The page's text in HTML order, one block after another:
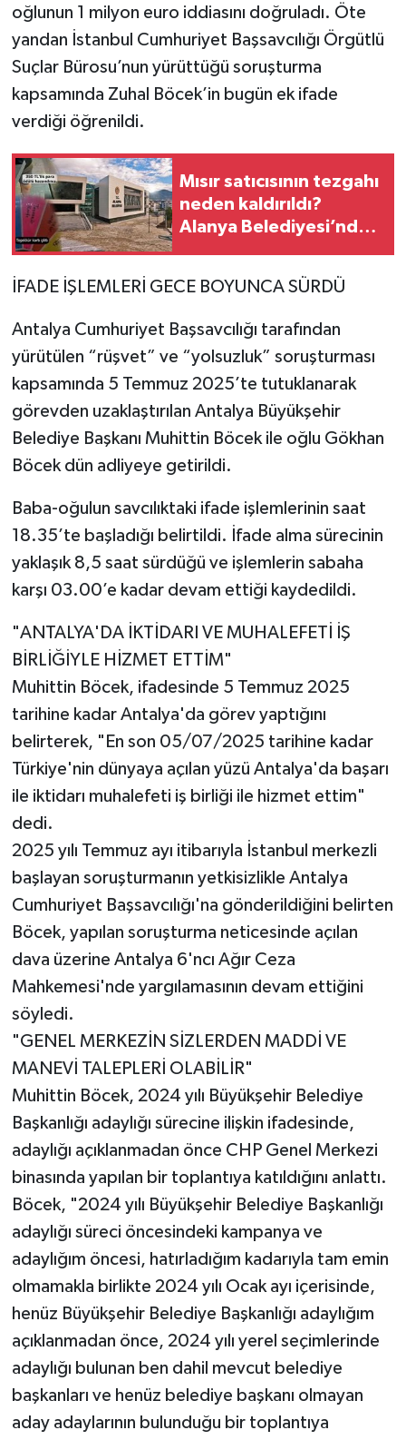
oğlunun 1 milyon euro iddiasını doğruladı. Öte
yandan İstanbul Cumhuriyet Başsavcılığı Örgütlü
Suçlar Bürosu’nun yürüttüğü soruşturma
kapsamında Zuhal Böcek’in bugün ek ifade
verdiği öğrenildi.
Mısır satıcısının tezgahı
neden kaldırıldı?
Alanya Belediyesi’nden
İFADE İŞLEMLERİ GECE BOYUNCA SÜRDÜ
Antalya Cumhuriyet Başsavcılığı tarafından
yürütülen “rüşvet” ve “yolsuzluk” soruşturması
kapsamında 5 Temmuz 2025’te tutuklanarak
görevden uzaklaştırılan Antalya Büyükşehir
Belediye Başkanı Muhittin Böcek ile oğlu Gökhan
Böcek dün adliyeye getirildi.
Baba-oğulun savcılıktaki ifade işlemlerinin saat
18.35’te başladığı belirtildi. İfade alma sürecinin
yaklaşık 8,5 saat sürdüğü ve işlemlerin sabaha
karşı 03.00’e kadar devam ettiği kaydedildi.
"ANTALYA'DA İKTİDARI VE MUHALEFETİ İŞ
BİRLİĞİYLE HİZMET ETTİM"
Muhittin Böcek, ifadesinde 5 Temmuz 2025
tarihine kadar Antalya'da görev yaptığını
belirterek, "En son 05/07/2025 tarihine kadar
Türkiye'nin dünyaya açılan yüzü Antalya'da başarı
ile iktidarı muhalefeti iş birliği ile hizmet ettim"
dedi.
2025 yılı Temmuz ayı itibarıyla İstanbul merkezli
başlayan soruşturmanın yetkisizlikle Antalya
Cumhuriyet Başsavcılığı'na gönderildiğini belirten
Böcek, yapılan soruşturma neticesinde açılan
dava üzerine Antalya 6'ncı Ağır Ceza
Mahkemesi'nde yargılamasının devam ettiğini
söyledi.
"GENEL MERKEZİN SİZLERDEN MADDİ VE
MANEVİ TALEPLERİ OLABİLİR"
Muhittin Böcek, 2024 yılı Büyükşehir Belediye
Başkanlığı adaylığı sürecine ilişkin ifadesinde,
adaylığı açıklanmadan önce CHP Genel Merkezi
binasında yapılan bir toplantıya katıldığını anlattı.
Böcek, "2024 yılı Büyükşehir Belediye Başkanlığı
adaylığı süreci öncesindeki kampanya ve
adaylığım öncesi, hatırladığım kadarıyla tam emin
olmamakla birlikte 2024 yılı Ocak ayı içerisinde,
henüz Büyükşehir Belediye Başkanlığı adaylığım
açıklanmadan önce, 2024 yılı yerel seçimlerinde
adaylığı bulunan ben dahil mevcut belediye
başkanları ve henüz belediye başkanı olmayan
aday adaylarının bulunduğu bir toplantıya